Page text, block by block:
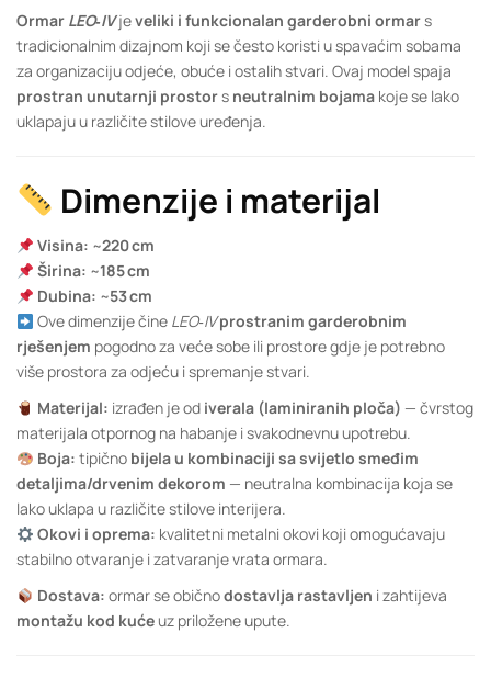
Ormar LEO‑IVjeveliki i funkcionalan garderobni ormars
tradicionalnim dizajnom koji se često koristi u spavaćim sobama
za organizaciju odjeće, obuće i ostalih stvari. Ovaj model spaja
prostran unutarnji prostors neutralnim bojama koje se lako
uklapaju u različite stilove uređenja.
Dimenzije i materijal
Visina: ~220 cm
Širina: ~185 cm
Dubina: ~53 cm
Ove dimenzije čine LEO‑IVprostranim garderobnim
rješenjem pogodno za veće sobe ili prostore gdje je potrebno
više prostora za odjeću i spremanje stvari.
Materijal: izrađen je od iverala (laminiranih ploča) — čvrstog
materijala otpornog na habanje i svakodnevnu upotrebu.
Boja: tipično bijela u kombinaciji sa svijetlo smeđim
detaljima/drvenim dekorom — neutralna kombinacija koja se
lako uklapa u različite stilove interijera.
Okovi i oprema: kvalitetni metalni okovi koji omogućavaju
stabilno otvaranje i zatvaranje vrata ormara.
Dostava: ormar se običnodostavlja rastavljen i zahtijeva
montažu kod kućeuz priložene upute.